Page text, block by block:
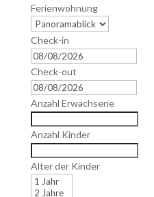
Ferienwohnung
Check-in
Check-out
Anzahl Erwachsene
Anzahl Kinder
Alter der Kinder